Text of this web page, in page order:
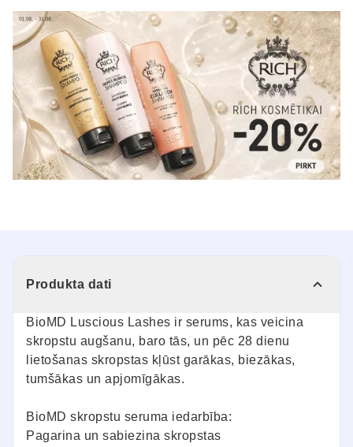
Produkta dati
BioMD Luscious Lashes ir serums, kas veicina
skropstu augšanu, baro tās, un pēc 28 dienu
lietošanas skropstas kļūst garākas, biezākas,
tumšākas un apjomīgākas.
BioMD skropstu seruma iedarbība:
Pagarina un sabiezina skropstas